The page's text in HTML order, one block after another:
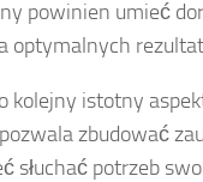
powinien umieć
optymalnych
kolejny istotny
zbudować
słuchać potrzeb